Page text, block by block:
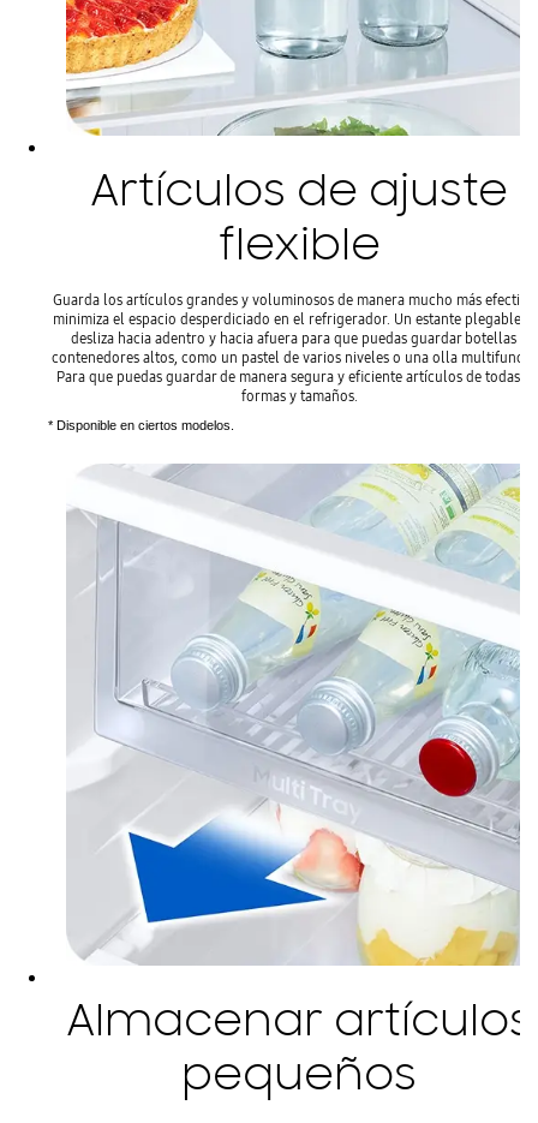
Artículos de ajuste
flexible
Guarda los artículos grandes y voluminosos de manera mucho más efectiva
minimiza el espacio desperdiciado en el refrigerador. Un estante plegable*
desliza hacia adentro y hacia afuera para que puedas guardar botellas y
contenedores altos, como un pastel de varios niveles o una olla
Para que puedas guardar de manera segura y eficiente artículos de todas
formas y tamaños.
* Disponible en ciertos modelos.
Almacenar artículos
pequeños